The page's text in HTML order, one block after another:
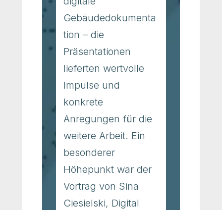
Gebäudedokumenta
tion – die
Präsentationen
lieferten wertvolle
Impulse und
konkrete
Anregungen für die
weitere Arbeit. Ein
besonderer
Höhepunkt war der
Vortrag von Sina
Ciesielski, Digital